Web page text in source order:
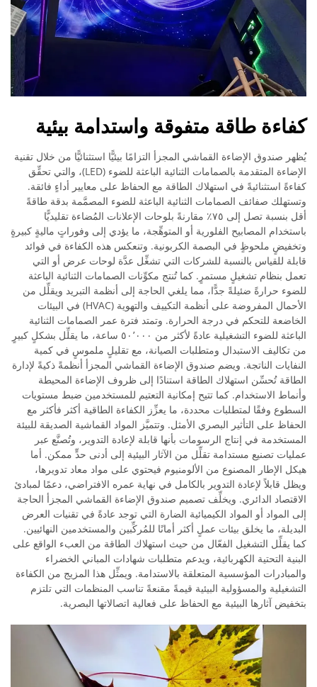
كفاءة طاقة متفوقة واستدامة بيئية
يُظهر صندوق الإضاءة القماشي المجزأ التزامًا بيئيًّا استثنائيًّا من خلال تقنية
الإضاءة المتقدمة بالصمامات الثنائية الباعثة للضوء (LED)، والتي تحقِّق
كفاءةً استثنائيةً في استهلاك الطاقة مع الحفاظ على معايير أداءٍ فائقة.
وتستهلك صفائف الصمامات الثنائية الباعثة للضوء المصمَّمة بدقة طاقةً
أقل بنسبة تصل إلى ٧٥٪ مقارنةً بلوحات الإعلانات المُضاءة تقليديًّا
باستخدام المصابيح الفلورية أو المتوهِّجة، ما يؤدي إلى وفوراتٍ ماليةٍ كبيرةٍ
وتخفيضٍ ملحوظٍ في البصمة الكربونية. وتنعكس هذه الكفاءة في فوائد
قابلة للقياس بالنسبة للشركات التي تشغِّل عدَّة لوحات عرض أو التي
تعمل بنظام تشغيلٍ مستمرٍ. كما تُنتج مكوِّنات الصمامات الثنائية الباعثة
للضوء حرارةً ضئيلةً جدًّا، مما يلغي الحاجة إلى أنظمة التبريد ويقلِّل من
الأحمال المفروضة على أنظمة التكييف والتهوية (HVAC) في البيئات
الخاضعة للتحكم في درجة الحرارة. وتمتد فترة عمر الصمامات الثنائية
الباعثة للضوء التشغيلية عادةً لأكثر من ٥٠٬٠٠٠ ساعة، ما يقلِّل بشكلٍ كبيرٍ
من تكاليف الاستبدال ومتطلبات الصيانة، مع تقليلٍ ملموسٍ في كمية
النفايات الناتجة. ويضم صندوق الإضاءة القماشي المجزأ أنظمةً ذكيةً لإدارة
الطاقة تُحسِّن استهلاك الطاقة استنادًا إلى ظروف الإضاءة المحيطة
وأنماط الاستخدام. كما تتيح إمكانية التعتيم للمستخدمين ضبط مستويات
السطوع وفقًا لمتطلبات محددة، ما يعزِّز الكفاءة الطاقية أكثر فأكثر مع
الحفاظ على التأثير البصري الأمثل. وتتميَّز المواد القماشية الصديقة للبيئة
المستخدمة في إنتاج الرسومات بأنها قابلة لإعادة التدوير، وتُصنَّع عبر
عمليات تصنيع مستدامة تقلِّل من الآثار البيئية إلى أدنى حدٍّ ممكن. أما
هيكل الإطار المصنوع من الألومنيوم فيحتوي على مواد معاد تدويرها،
ويظل قابلاً لإعادة التدوير بالكامل في نهاية عمره الافتراضي، دعمًا لمبادئ
الاقتصاد الدائري. ويخلِّف تصميم صندوق الإضاءة القماشي المجزأ الحاجة
إلى المواد أو المواد الكيميائية الضارة التي توجد عادةً في تقنيات العرض
البديلة، ما يخلق بيئات عملٍ أكثر أمانًا للمُركِّبين والمستخدمين النهائيين.
كما يقلِّل التشغيل الفعّال من حيث استهلاك الطاقة من العبء الواقع على
البنية التحتية الكهربائية، ويدعم متطلبات شهادات المباني الخضراء
والمبادرات المؤسسية المتعلقة بالاستدامة. ويمثِّل هذا المزيج من الكفاءة
التشغيلية والمسؤولية البيئية قيمةً مقنعةً تناسب المنظمات التي تلتزم
بتخفيض آثارها البيئية مع الحفاظ على فعالية اتصالاتها البصرية.